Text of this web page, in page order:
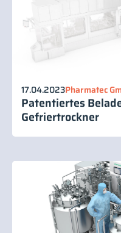
17.04.2023Pharmatec
Patentiertes
Gefriertrockner